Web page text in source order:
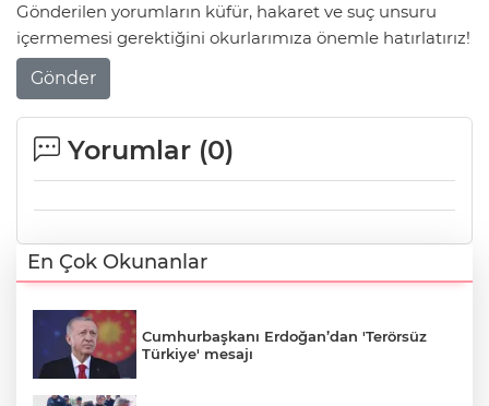
Gönderilen yorumların küfür, hakaret ve suç unsuru
içermemesi gerektiğini okurlarımıza önemle hatırlatırız!
Gönder
Yorumlar (0)
En Çok Okunanlar
Cumhurbaşkanı Erdoğan’dan 'Terörsüz
Türkiye' mesajı